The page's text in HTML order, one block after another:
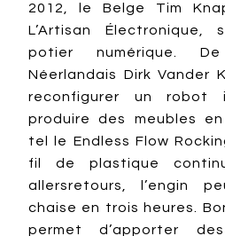
2012, le Belge Tim
L’Artisan
potier numérique.
Néerlandais Dirk Vander
reconfigurer un robot
produire des meubles
tel le Endless Flow
fil de plastique
allersretours, l’engin
chaise en trois heures.
permet d’apporter